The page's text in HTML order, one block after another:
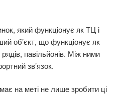
який функціонує як ТЦ і
об’єкт, що функціонує як
павільйонів. Між ними
зв’язок.
на меті не лише зробити ці